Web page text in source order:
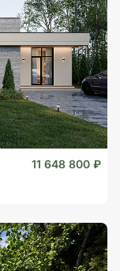
11 648 800 ₽